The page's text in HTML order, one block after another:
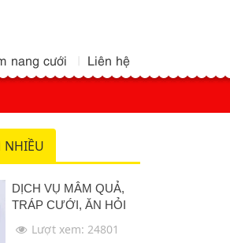
nang cưới Liên hệ
NHIỀU
DỊCH VỤ MÂM QUẢ,
TRÁP CƯỚI, ĂN HỎI
Lượt xem: 24801